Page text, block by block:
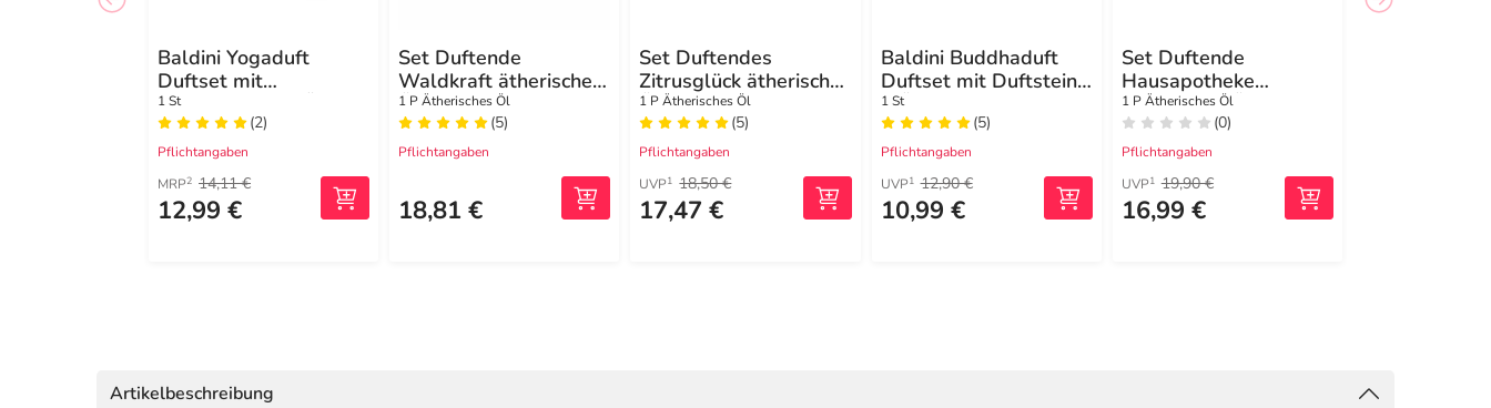
Baldini Yogaduft
Duftset mit
Holzduftvase + Öl
1 St
(2)
Pflichtangaben
MRP2 14,11 €
12,99 €
Set Duftende
Waldkraft ätherisches
Öl
1 P Ätherisches Öl
(5)
Pflichtangaben
18,81 €
Set Duftendes
Zitrusglück ätherisches
Öl
1 P Ätherisches Öl
(5)
Pflichtangaben
UVP1 18,50 €
17,47 €
Baldini Buddhaduft
Duftset mit Duftstein
+ Öl
1 St
(5)
Pflichtangaben
UVP1 12,90 €
10,99 €
Set Duftende
Hausapotheke
ätherisches Öl
1 P Ätherisches Öl
(0)
Pflichtangaben
UVP1 19,90 €
16,99 €
Artikelbeschreibung